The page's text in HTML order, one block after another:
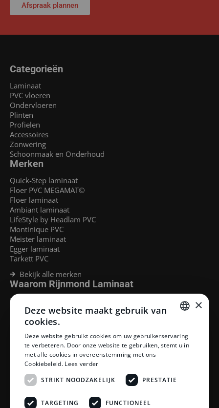
Afspraak plannen
Categorieën
Laminaat
PVC vloeren
Ondervloeren
Plinten
Profielen
Accessoires
Zonwering
Schoonmaak en Onderhoud
Merken
Quick-Step laminaat
Floer PVC MEGAMAT©
Floer laminaat
Ambiant laminaat
LifeStyle by Headlam PVC
Montinique PVC
Meister laminaat
Egger laminaat
Tarkett PVC
Bekijk alle merken
Waarom Rijnmond Laminaat
Legservice
Laminaat Capelle aan den Ijssel
Laminaat voor vloerverwarming
Klantenservice
Betaalmethoden
Openingstijden showroom
Afhalen en bezorgen
Retourprocedure
Veelgestelde vragen
Legservice
DUTCH
×
Deze website maakt gebruik van
cookies.
Deze website gebruikt cookies om uw gebruikerservaring
te verbeteren. Door onze website te gebruiken, stemt u in
met alle cookies in overeenstemming met ons
Cookiebeleid. Lees verder
STRIKT NOODZAKELIJK
PRESTATIE
TARGETING FUNCTIONEEL